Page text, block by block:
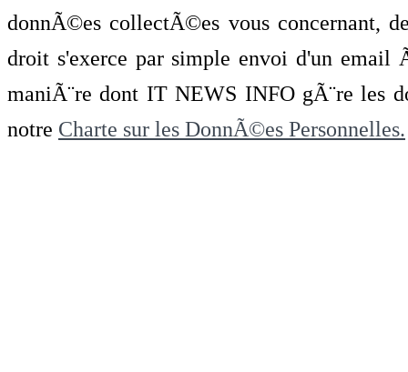
donnÃ©es collectÃ©es vous concernant,
droit s'exerce par simple envoi d'un
maniÃ¨re dont IT NEWS INFO gÃ¨re les
notre Charte sur les DonnÃ©es Personnelles.